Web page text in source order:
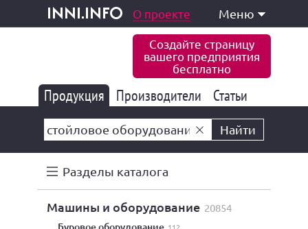
inni.info
и услуги О проекте Меню
Создайте страницу
вашего предприятия
бесплатно
Продукция 177 835
Производители 6 771
Статьи
Найти
Разделы каталога
машины и оборудование 20854